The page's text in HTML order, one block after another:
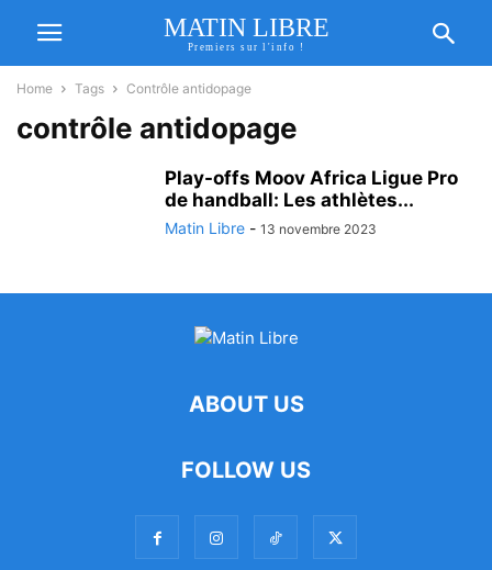
MATIN LIBRE
Premiers sur l'info !
Home Tags Contrôle antidopage
contrôle antidopage
Play-offs Moov Africa Ligue Pro
de handball: Les athlètes...
Matin Libre - 13 novembre 2023
ABOUT US
FOLLOW US